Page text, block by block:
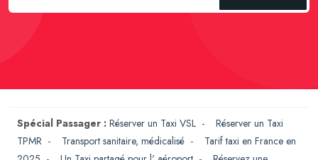
Spécial Passager : Réserver un Taxi VSL - Réserver un Taxi
TPMR - Transport sanitaire, médicalisé - Tarif taxi en France en